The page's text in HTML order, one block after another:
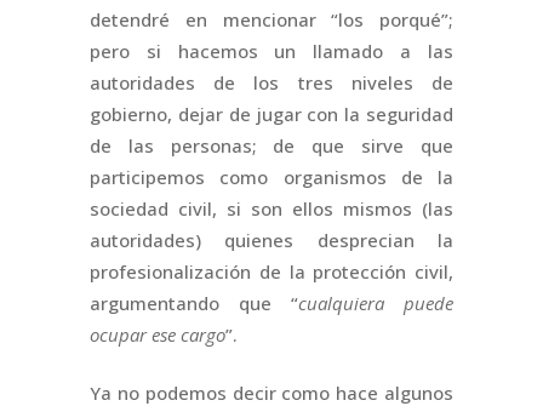
detendré en mencionar “los porqué”;
pero si hacemos un llamado a las
autoridades de los tres niveles de
gobierno, dejar de jugar con la seguridad
de las personas; de que sirve que
participemos como organismos de la
sociedad civil, si son ellos mismos (las
autoridades) quienes desprecian la
profesionalización de la protección civil,
argumentando que “cualquiera puede
ocupar ese cargo”.
Ya no podemos decir como hace algunos